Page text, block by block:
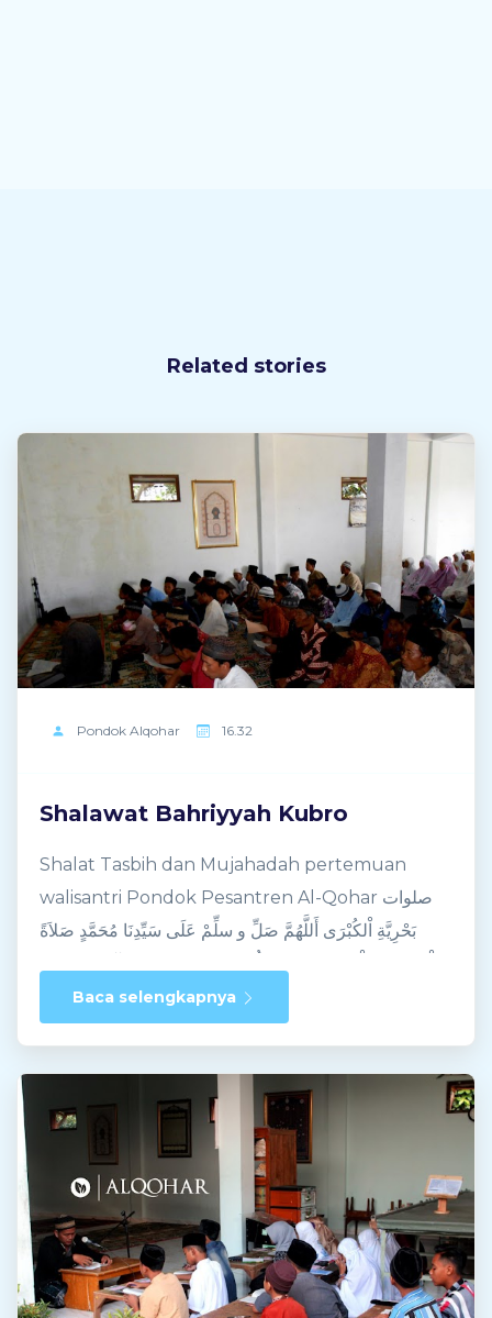
Related stories
Pondok Alqohar 16.32
Shalawat Bahriyyah Kubro
Shalat Tasbih dan Mujahadah pertemuan
walisantri Pondok Pesantren Al-Qohar صلوات
بَحْرِيَّةِ اْلكُبْرَى أَللَّهُمَّ صَلِّ و سلِّمْ عَلَى سَيِّدِنَا مُحَمَّدٍ صَلاَةً
بِهَا دَرَجَتِيْ وَتَهْدِيْ بِهَا قَوْمِيْ وَتُخْلِصُ بِهَا قَلْبِيْ وَتُلْهِمُنِيْ بِهَا
العُلُوْمَ اللَّدُنِيَّ وَتُكْرِمُنِيْ بِهَا بِالسَّعَادَةِ وَاْلكَرَامَةِ مَعَ ذُرِّيَّتِيْ
وَتَرْزُقُنِيَ اللهُمَّ تَمَامَ رَحْمَتِكَ وَتَمَامَ نِعْمَتِكَ وَتَمَامَ رِضْوَانِكَ
وَصَلِّ وَسَلِّمْ وَبَارِكْ عَلَيْهِ وَعَلَى آلِهِ وَصَحْبِهِ وسَلِّمْ أجْمَعِين.
أوْلاَدِيْ وَذُرِّيَّاتِيْ وَتَلاَمِيْذِيْ وَلاَ تَضُرَّهُمْ وَوَفِّقْهُمْ لِطَاعَتِكَ
وَارْزُقْنَا بِرَّهُمْ 3 x Ini adalah shalawat Bahriyyah
Kubro. Sejenis shalawat bernuansa
menyamudera. Memang ...
Baca selengkapnya